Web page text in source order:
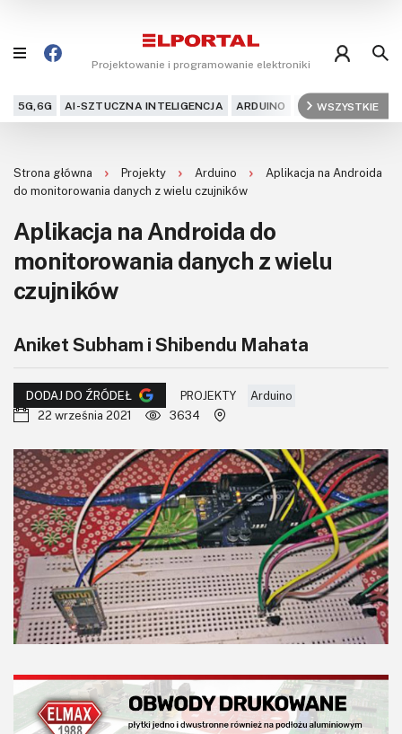
Projektowanie i programowanie elektroniki
5G,6G AI-SZTUCZNA INTELIGENCJA ARDUINO ARM AUDIO
WSZYSTKIE
Projekty
Kursy
DIY+
KITy AVT
Kontakt
Newsletter
Magazyny
Archiwum
Do pobrania
Strona główna Projekty Arduino
Aplikacja na Androida
do monitorowania danych z wielu czujników
Aplikacja na Androida do
monitorowania danych z wielu
czujników
Aniket Subham i Shibendu Mahata
DODAJ DO ŹRÓDEŁ PROJEKTY
Arduino
22 września 2021
3634